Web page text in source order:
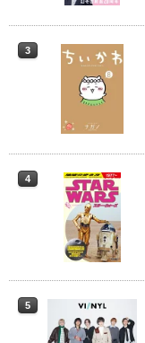
3
3
4
5